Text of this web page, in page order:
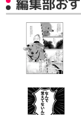
編集部お